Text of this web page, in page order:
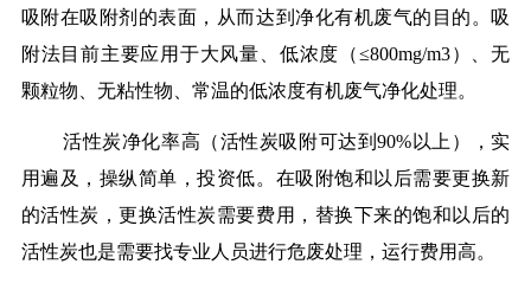
吸附在吸附剂的表面，从而达到净化有机废气的目的。吸
附法目前主要应用于大风量、低浓度（≤800mg/m3）、无
颗粒物、无粘性物、常温的低浓度有机废气净化处理。
活性炭净化率高（活性炭吸附可达到90%以上），实
用遍及，操纵简单，投资低。在吸附饱和以后需要更换新
的活性炭，更换活性炭需要费用，替换下来的饱和以后的
活性炭也是需要找专业人员进行危废处理，运行费用高。